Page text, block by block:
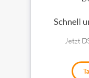
Schnell
Jetzt